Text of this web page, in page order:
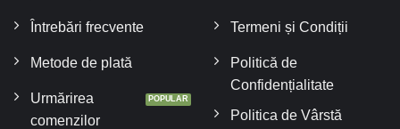
Întrebări frecvente
Metode de plată
Urmărirea
comenzilor
Termeni și Condiții
Politică de
Confidențialitate
Politica de Vârstă